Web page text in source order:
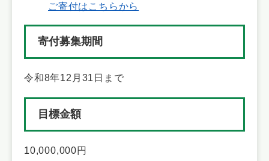
ご寄付はこちらから
寄付募集期間
令和8年12月31日まで
目標金額
10,000,000円